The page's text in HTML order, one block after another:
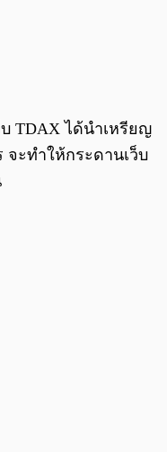
TDAX ได้นำเหรียญ
จะทำให้กระดานเว็บ